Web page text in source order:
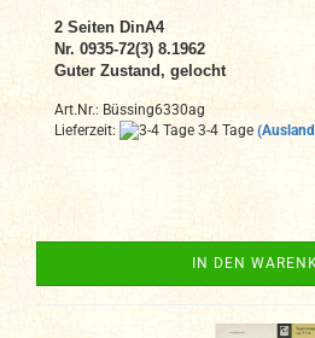
2 Seiten DinA4
Nr. 0935-72(3) 8.1962
Guter Zustand, gelocht
Art.Nr.: Büssing6330ag
Lieferzeit:
3-4 Tage
IN DEN